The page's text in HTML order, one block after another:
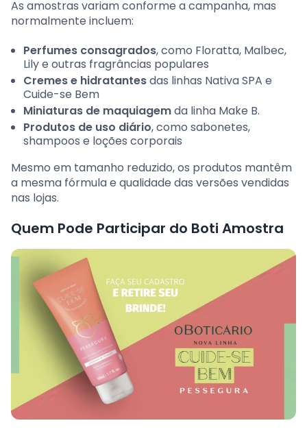
As amostras variam conforme a campanha, mas
normalmente incluem:
Perfumes consagrados, como Floratta, Malbec,
Lily e outras fragrâncias populares
Cremes e hidratantesdas linhas Nativa SPA e
Cuide-se Bem
Miniaturas de maquiagemda linha Make B.
Produtos de uso diário, como sabonetes,
shampoos e loções corporais
Mesmo em tamanho reduzido, os produtos mantêm
a mesma fórmula e qualidade das versões vendidas
nas lojas.
Quem Pode Participar do Boti Amostra